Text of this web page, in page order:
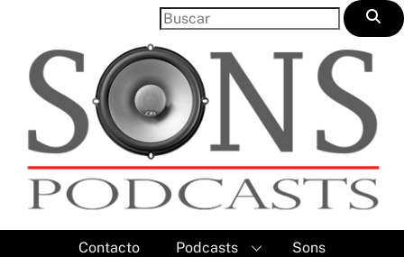
content
Contacto Podcasts Sons